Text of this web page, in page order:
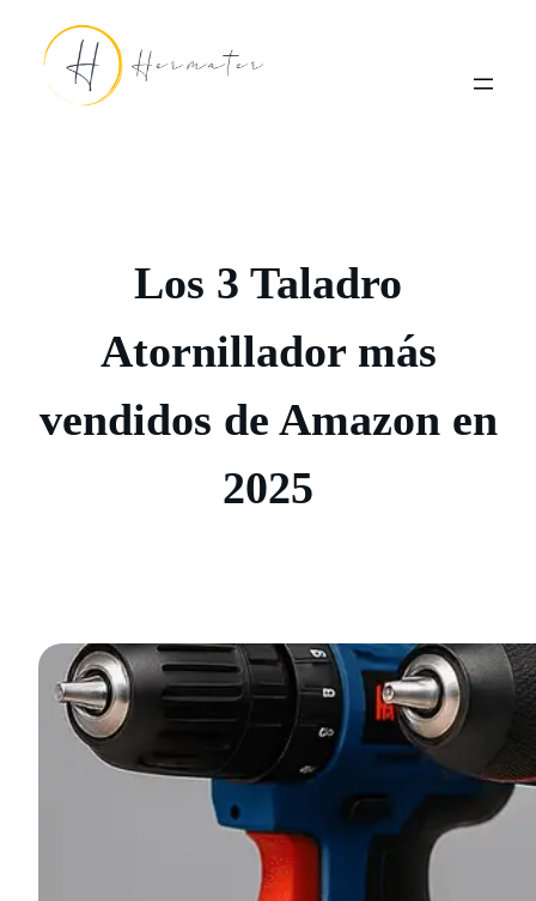
Los 3 Taladro
Atornillador más
vendidos de Amazon en
2025